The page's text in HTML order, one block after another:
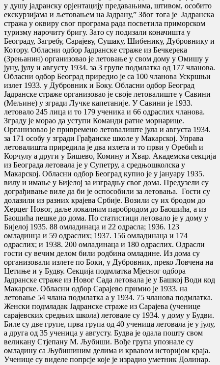
у душу јадранску орјентацију предавањима, штивом, особито
екскурзијама и љетовањем на Јадрану,” Због тога је Јадранска
стража у оквиру свог програма рада посветила приморском
туризму нарочиту бригу. Зато су подизали коначишта у
Београду, Загребу, Сарајеву, Сушаку, Шибенику, Дубровнику и
Котору. Обласни одбор Јадранске страже из Бечкерека
(Зрењанин) организовао је летовање у свом дому у Омишу у
јуну, јулу и августу 1934. за 3 групе подмлатка од 177 чланова.
Обласни одбор Београд приредио је са 100 чланова Ускршњи
излет 1933. у Дубровник и Боку. Обласни одбор Београд
Јадранске страже организовао је своје летовалиште у Савини
(Мељине) у згради Лучке капетаније. У Савини је 1933.
летовало 245 лица и то 179 ученика и 66 одраслих чланова.
Зграду је морао да уступи Команди ратне морнарице.
Организовао је привремено летовалиште јула и августа 1934.
за 171 особу у згради Грађанске школе у Макарској. Управа
летовалишта приредила је два излета и то први у Оребић и
Корчулу а други у Бишево, Комину и Хвар. Академска секција
из Београда летовала је у Супетру, а средњошколска у
Макарској. Обласни одбор Београд купио је у јануару 1935.
вилу и имање у Бијелој за изградњу свог дома. Предузели су
дограђивање виле да би је оспособили за летовања. Гости су
долазили из разних крајева Србије. Возили су их бродом до
Херцег Новог, даље локалним паробродом до Баошића, а из
Баошића пешке до дома. По статистици летовало је у дому у
Бијелој 1935. 88 омладинаца и 22 одрасла; 1936. 123
омладинца и 59 одраслих; 1937. 156 омладинаца и 174
одраслих; и 1938. 200 омладинаца и 180 одраслих. Одрасли
гости су вечим делом били родбина омладине. Из дома су
организовали излете по Боки, у Дубровник, преко Ловчена на
Цетиње и у Будву. Секција подмлатка Мјесног одбора
Јадранске страже из Новог Сада летовала је у Башкој Води код
Макарске. Обласни одбор Сарајево примио је 1933. на
летовање 54 члана подмлатка а у 1934. 75 чланова подмлатка.
Женски подмладак Јадранске страже из Сарајева (ученице
сарајевских средњих школа) летовале су 1934. у дому у Будви.
Биле су две групе, прва група од 40 ученица летовала је у јулу,
а друга од 35 ученица у августу. Будва је одала пошту свом
великану Стјепану М. Љубиши. Вође група упознале су
омладину са Љубишиним делима и крвавом историјом краја.
Ученице су виделе попрсје које је израдио уметник Долинар.